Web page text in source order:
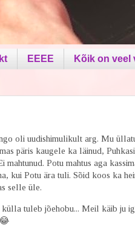
EEEE Kõik on veel
oli uudishimulikult arg. Mu
päris kaugele ka läinud,
mahtunud. Potu mahtus aga
kui Potu ära tuli. Sõid koos ka
selle üle.
tuleb jõehobu... Meil käib ju